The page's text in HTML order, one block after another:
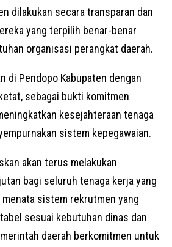
dilakukan secara transparan dan
yang terpilih benar-benar
organisasi perangkat daerah.
di Pendopo Kabupaten dengan
sebagai bukti komitmen
kesejahteraan tenaga
sistem kepegawaian.
akan terus melakukan
bagi seluruh tenaga kerja yang
sistem rekrutmen yang
sesuai kebutuhan dinas dan
daerah berkomitmen untuk